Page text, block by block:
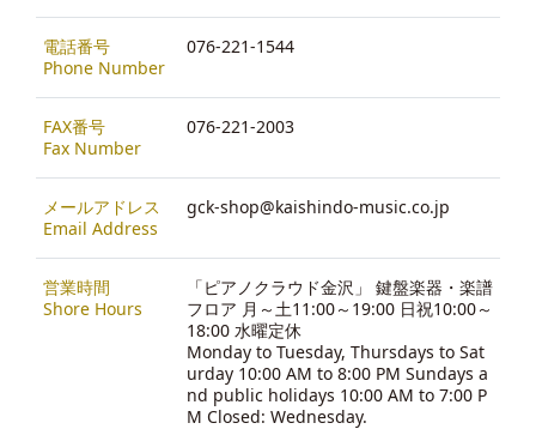
電話番号
Phone Number
076-221-1544
FAX番号
Fax Number
076-221-2003
メールアドレス
Email Address
gck-shop@kaishindo-music.co.jp
営業時間
Shore Hours
「ピアノクラウド金沢」 鍵盤楽器・楽譜
フロア 月～土11:00～19:00 日祝10:00～
18:00 水曜定休
Monday to Tuesday, Thursdays to Sat
urday 10:00 AM to 8:00 PM Sundays a
nd public holidays 10:00 AM to 7:00 P
M Closed: Wednesday.